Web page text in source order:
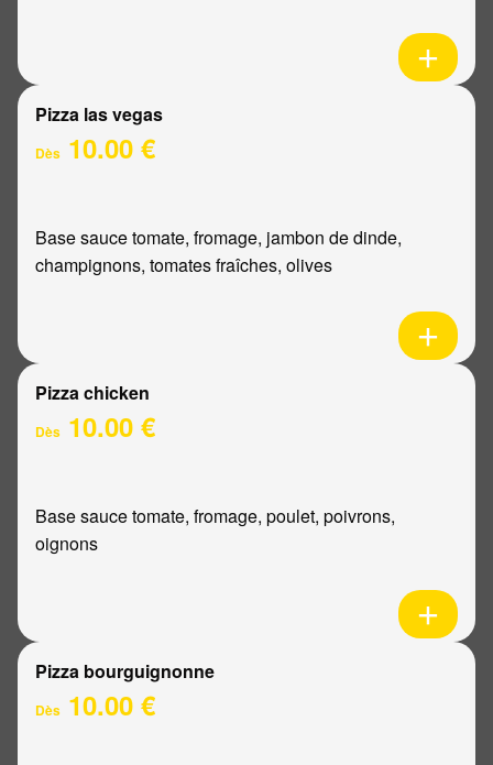
Pizza las vegas
Dès 10.00 €
Base sauce tomate, fromage, jambon de dinde,
champignons, tomates fraîches, olives
Pizza chicken
Dès 10.00 €
Base sauce tomate, fromage, poulet, poivrons,
oignons
Pizza bourguignonne
Dès 10.00 €